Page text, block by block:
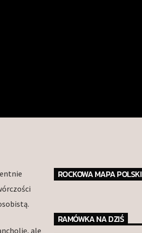
ale
ROCKOWA MAPA POLSKI
RAMÓWKA NA DZIŚ